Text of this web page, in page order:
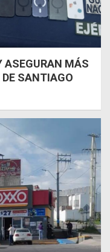
ASEGURAN MÁS
SANTIAGO